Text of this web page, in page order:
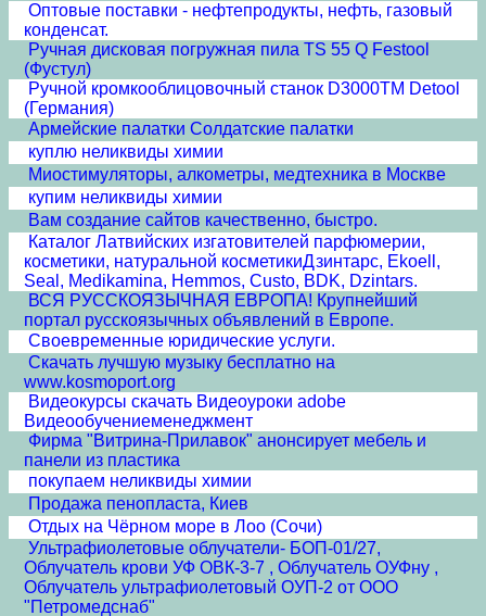
Оптовые поставки - нефтепродукты, нефть, газовый
конденсат.
Ручная дисковая погружная пила TS 55 Q Festool
(Фустул)
Ручной кромкооблицовочный станок D3000TM Detool
(Германия)
Армейские палатки Солдатские палатки
куплю неликвиды химии
Миостимуляторы, алкометры, медтехника в Москве
купим неликвиды химии
Вам создание сайтов качественно, быстро.
Каталог Латвийских изгатовителей парфюмерии,
косметики, натуральной косметикиДзинтарс, Ekoell,
Seal, Medikamina, Hemmos, Custo, BDK, Dzintars.
ВСЯ РУССКОЯЗЫЧНАЯ ЕВРОПА! Крупнейший
портал русскоязычных объявлений в Европе.
Своевременные юридические услуги.
Скачать лучшую музыку бесплатно на
www.kosmoport.org
Видеокурсы скачать Видеоуроки adobe
Видеообучениеменеджмент
Фирма "Витрина-Прилавок" анонсирует мебель и
панели из пластика
покупаем неликвиды химии
Продажа пенопласта, Киев
Отдых на Чёрном море в Лоо (Сочи)
Ультрафиолетовые облучатели- БОП-01/27,
Облучатель крови УФ ОВК-3-7 , Облучатель ОУФну ,
Облучатель ультрафиолетовый ОУП-2 от ООО
"Петромедснаб"